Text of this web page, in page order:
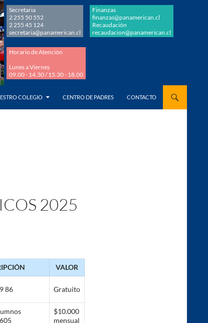
Secretaria
2 255 50 552
2 255 45 124
secretaria@panamerican.cl
Finanzas
finanzas@panamerican.cl
Recaudación
recaudacion@panamerican.cl
Horario de Atención
Lunes a Viernes
09.00 - 14.30 / 15.30 - 18.00
COLEGIO CENTRO DE PADRES CONTACTO
2025
VALOR
86 Gratuito
$10.000
mensual